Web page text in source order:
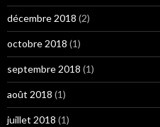
décembre 2018 (2)
octobre 2018 (1)
septembre 2018 (1)
août 2018 (1)
juillet 2018 (1)